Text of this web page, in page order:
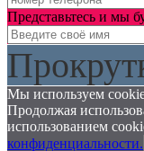
Представьтесь и мы
Мы используем
Продолжая
использованием
конфиденциальности.